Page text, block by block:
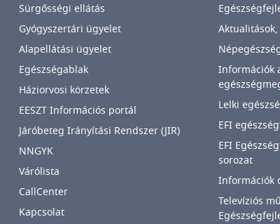
Sürgősségi ellátás
Gyógyszertári ügyelet
Alapellátási ügyelet
Egészségablak
Háziorvosi körzetek
EESZT Információs portál
Járóbeteg Irányítási Rendszer (JIR)
NNGYK
Várólista
CallCenter
Kapcsolat
Információk
Lelki
EFI
EFI
sorozat
Információk
Televíziós